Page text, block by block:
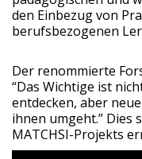
den Einbezug von
berufsbezogenen
Der renommierte
“Das Wichtige ist
entdecken, aber
ihnen umgeht.” Dies
MATCHSI-Projekts